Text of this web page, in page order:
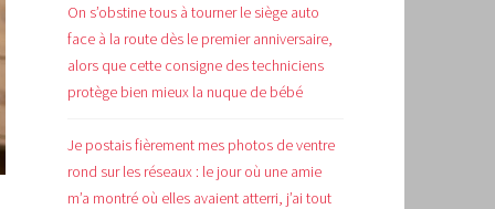
On s’obstine tous à tourner le siège auto
face à la route dès le premier anniversaire,
alors que cette consigne des techniciens
protège bien mieux la nuque de bébé
Je postais fièrement mes photos de ventre
rond sur les réseaux : le jour où une amie
m’a montré où elles avaient atterri, j’ai tout